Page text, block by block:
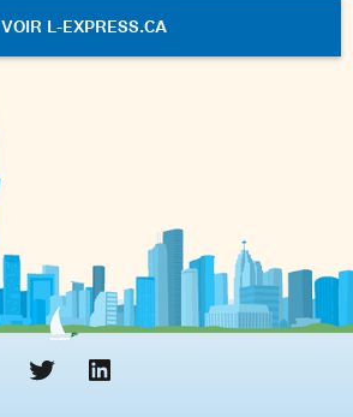
VOIR L-EXPRESS.CA